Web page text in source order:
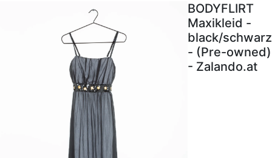
BODYFLIRT
Maxikleid -
black/schwarz
- (Pre-owned)
- Zalando.at